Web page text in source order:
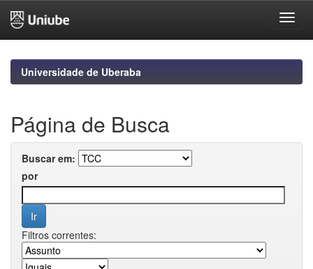
navigationUniversidade de Uberaba
Página de Busca
Buscar em:
por
Filtros correntes: